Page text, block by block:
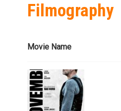
Filmography
Movie Name